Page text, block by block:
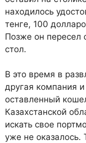
находилось
тенге, 100
Позже он пересел
стол.
В это время в
другая компания
оставленный
Казахстанской
искать свое
уже не оказалось.